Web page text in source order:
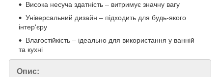
Висока несуча здатність – витримує значну вагу
Універсальний дизайн – підходить для будь-якого
інтер'єру
Влагостійкість – ідеально для використання у ванній
та кухні
Опис: